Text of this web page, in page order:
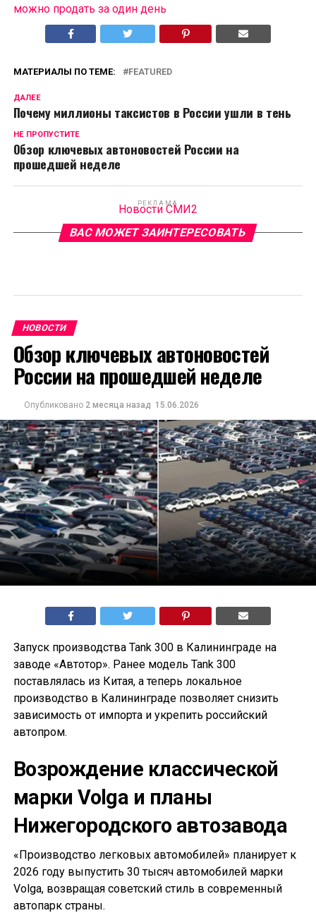
можно продать за один день
МАТЕРИАЛЫ ПО ТЕМЕ: FEATURED
ДАЛЕЕ
Почему миллионы таксистов в России ушли в тень
НЕ ПРОПУСТИТЕ
Обзор ключевых автоновостей России на
прошедшей неделе
РЕКЛАМА
Новости СМИ2
ВАС МОЖЕТ ЗАИНТЕРЕСОВАТЬ
НОВОСТИ
Обзор ключевых автоновостей
России на прошедшей неделе
Опубликовано 2 месяца назад 15.06.2026
Запуск производства Tank 300 в Калининграде на
заводе «Автотор». Ранее модель Tank 300
поставлялась из Китая, а теперь локальное
производство в Калининграде позволяет снизить
зависимость от импорта и укрепить российский
автопром.
Возрождение классической
марки Volga и планы
Нижегородского автозавода
«Производство легковых автомобилей» планирует к
2026 году выпустить 30 тысяч автомобилей марки
Volga, возвращая советский стиль в современный
автопарк страны.